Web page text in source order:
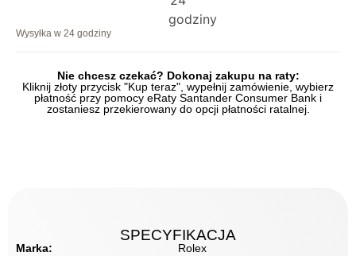
Wysyłka w 24 godziny
Nie chcesz czekać? Dokonaj zakupu na raty:
Kliknij złoty przycisk "Kup teraz", wypełnij zamówienie, wybierz
płatność przy pomocy eRaty Santander Consumer Bank i
zostaniesz przekierowany do opcji płatności ratalnej.
SPECYFIKACJA
Marka: Rolex